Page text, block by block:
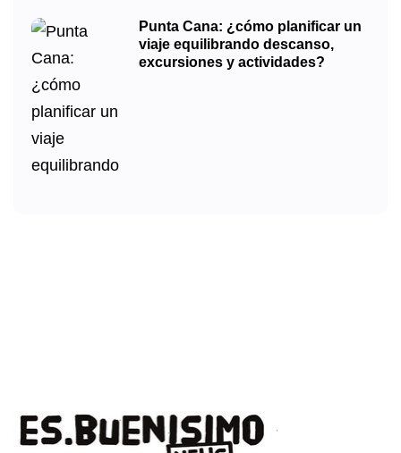
Punta Cana: ¿cómo planificar un
viaje equilibrando descanso,
excursiones y actividades?